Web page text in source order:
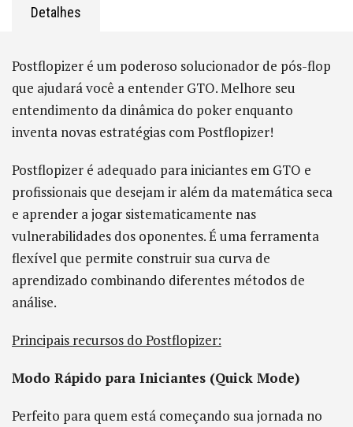
Detalhes
Postflopizer é um poderoso solucionador de pós-flop
que ajudará você a entender GTO. Melhore seu
entendimento da dinâmica do poker enquanto
inventa novas estratégias com Postflopizer!
Postflopizer é adequado para iniciantes em GTO e
profissionais que desejam ir além da matemática seca
e aprender a jogar sistematicamente nas
vulnerabilidades dos oponentes. É uma ferramenta
flexível que permite construir sua curva de
aprendizado combinando diferentes métodos de
análise.
Principais recursos do Postflopizer:
Modo Rápido para Iniciantes (Quick Mode)
Perfeito para quem está começando sua jornada no